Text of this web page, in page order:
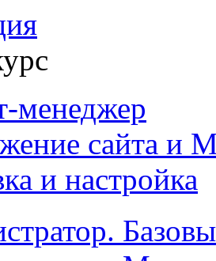
менеджер
сайта и
и настройка